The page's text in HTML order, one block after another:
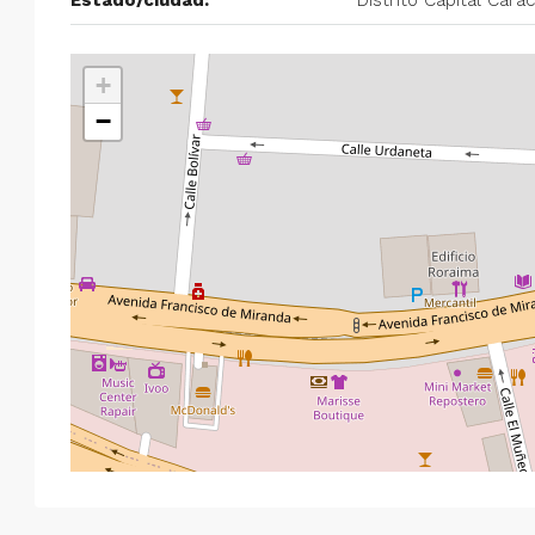
+
−
$750/mes
Alquiler en Prados del Este
Habitaciones, 2 Baños,
y Equipado
Centro Comercial Concresa,
Prados del Este, Prados del Este,
Este, Caracas, Parroquia Nuestra
Municipio Baruta, Distrito
Estado Miranda, 1080, Venezuela
2 2 m²
ANEXO